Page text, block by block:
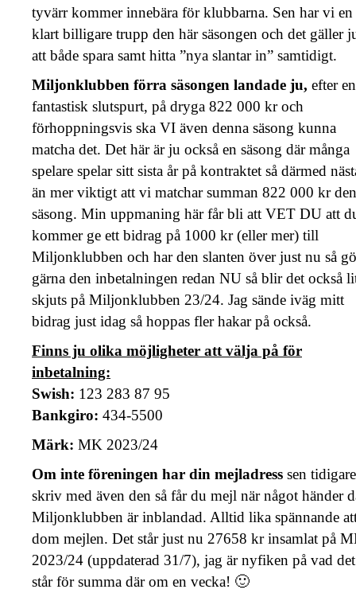
tyvärr kommer innebära för klubbarna. Sen har vi en
klart billigare trupp den här säsongen och det gäller
att både spara samt hitta ”nya slantar in” samtidigt.
Miljonklubben förra säsongen landade ju, efter en
fantastisk slutspurt, på dryga 822 000 kr och
förhoppningsvis ska VI även denna säsong kunna
matcha det. Det här är ju också en säsong där många
spelare spelar sitt sista år på kontraktet så därmed
än mer viktigt att vi matchar summan 822 000 kr
säsong. Min uppmaning här får bli att VET DU att
kommer ge ett bidrag på 1000 kr (eller mer) till
Miljonklubben och har den slanten över just nu så
gärna den inbetalningen redan NU så blir det också
skjuts på Miljonklubben 23/24. Jag sände iväg mitt
bidrag just idag så hoppas fler hakar på också.
Finns ju olika möjligheter att välja på för
inbetalning:
Swish: 123 283 87 95
Bankgiro: 434-5500
Märk: MK 2023/24
Om inte föreningen har din mejladress sen
skriv med även den så får du mejl när något händer
Miljonklubben är inblandad. Alltid lika spännande
dom mejlen. Det står just nu 27658 kr insamlat på
2023/24 (uppdaterad 31/7), jag är nyfiken på vad det
står för summa där om en vecka! 🙂